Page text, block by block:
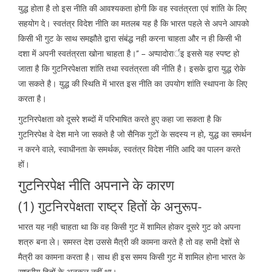
युद्ध होता है तो इस नीति की आवश्यकता होगी कि वह स्वतंत्रता एवं शांति के लिए
सहयोग दे। स्वतंत्र विदेश नीति का मतलब यह है कि भारत पहले से अपने आपको
किसी भी गुट के साथ समझौते द्वारा संबंद्ध नही करना चाहता और न ही किसी भी
दशा में अपनी स्वतंत्रता खोना चाहता है।’’ – अप्पादोरार्इ इससे यह स्पष्ट हो
जाता है कि गुटनिरपेक्षता शांति तथा स्वतंत्रता की नीति है। इसके द्वारा युद्ध रोके
जा सकते है। युद्ध की स्थिति में भारत इस नीति का उपयोग शांति स्थापना के लिए
करता है।
गुटनिरपेक्षता को दूसरे शब्दों में परिभाषित करते हुए कहा जा सकता है कि
गुटनिरपेक्ष वे देश माने जा सकते है जो सैनिक गुटों के सदस्य न हो, युद्ध का समर्थन
न करने वाले, स्वाधीनता के समर्थक, स्वतंत्र विदेश नीति आदि का पालन करते
हों।
गुटनिरपेक्ष नीति अपनाने के कारण
(1) गुटनिरपेक्षता राष्ट्र हितों के अनुरूप-
भारत यह नही चाहता था कि वह किसी गुट में शामिल होकर दूसरे गुट को अपना
शत्रु बना ले। समस्त देश उससे मैत्री की कामना करते है तो वह सभी देशों से
मैत्री का कामना करता है। साथ ही इस समय किसी गुट में शामिल होना भारत के